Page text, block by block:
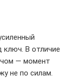
ключ. В отличие
— момент
не по силам.